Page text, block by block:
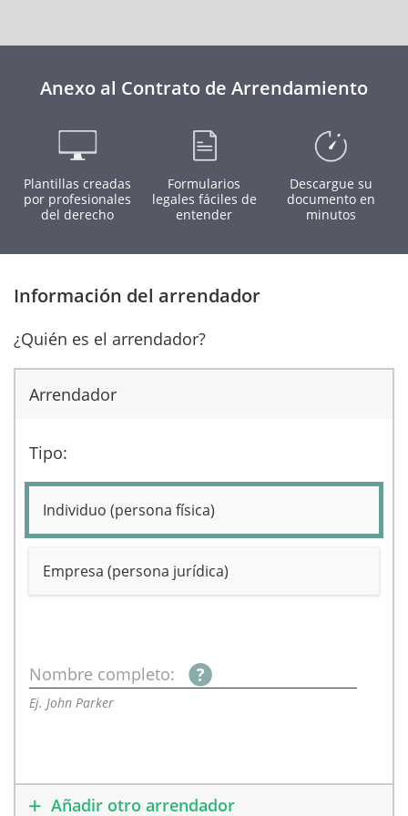
Anexo al Contrato de Arrendamiento
Plantillas creadas
por profesionales
del derecho
Formularios
legales fáciles de
entender
Descargue su
documento en
minutos
Información del arrendador
¿Quién es el arrendador?
Arrendador
Tipo:
Individuo (persona física)
Empresa (persona jurídica)
Nombre completo:
Ej. John Parker
Añadir otro arrendador